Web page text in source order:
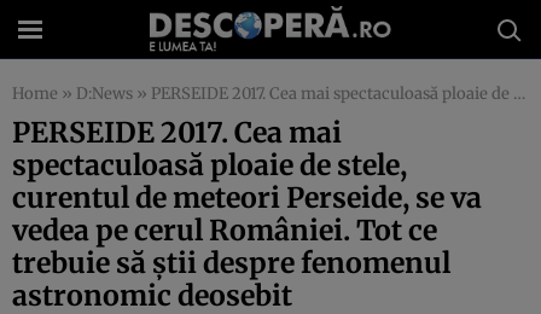
Home » D:News » PERSEIDE 2017. Cea mai spectaculoasă ploaie de stele, curentul de meteori Perseide, se va vedea pe cerul României. Tot ce trebuie să ştii despre fenomenul astronomic deosebit
PERSEIDE 2017. Cea mai
spectaculoasă ploaie de stele,
curentul de meteori Perseide, se va
vedea pe cerul României. Tot ce
trebuie să ştii despre fenomenul
astronomic deosebit